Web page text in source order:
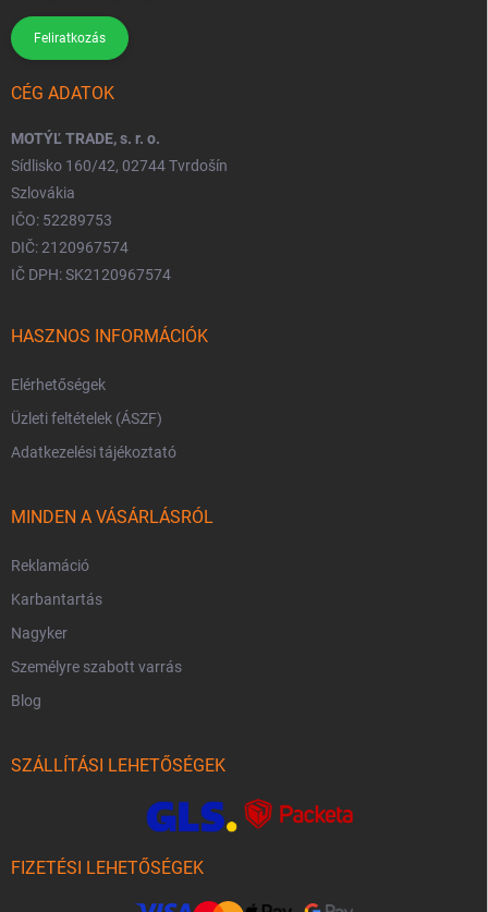
Feliratkozás
CÉG ADATOK
MOTÝĽ TRADE, s. r. o.
Sídlisko 160/42, 02744 Tvrdošín
Szlovákia
IČO: 52289753
DIČ: 2120967574
IČ DPH: SK2120967574
HASZNOS INFORMÁCIÓK
Elérhetőségek
Üzleti feltételek (ÁSZF)
Adatkezelési tájékoztató
MINDEN A VÁSÁRLÁSRÓL
Reklamáció
Karbantartás
Nagyker
Személyre szabott varrás
Blog
SZÁLLÍTÁSI LEHETŐSÉGEK
FIZETÉSI LEHETŐSÉGEK